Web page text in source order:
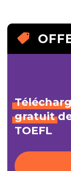
gratuit
TOEFL